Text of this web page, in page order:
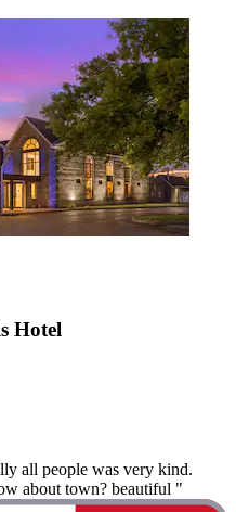
Hotel
all people was very kind.
about town? beautiful "